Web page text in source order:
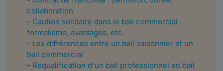
collaboration
- Caution solidaire dans le bail commercial :
formalisme, avantages, etc.
- Les différences entre un bail saisonnier et un
bail commercial
- Requalification d'un bail professionnel en bail